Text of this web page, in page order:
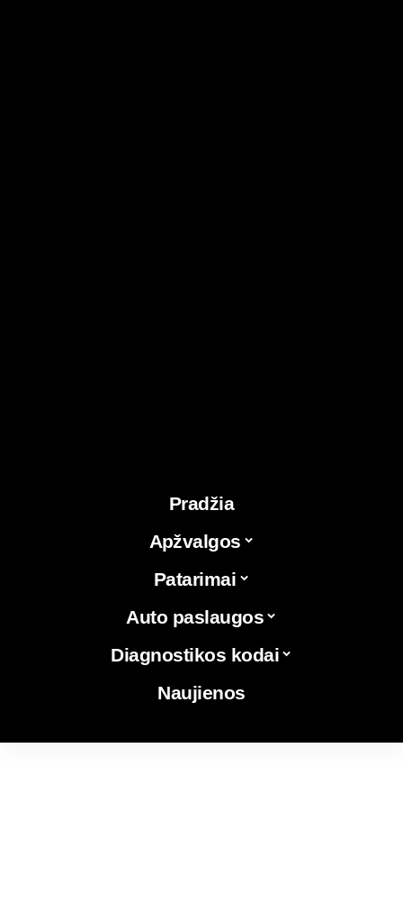
Pradžia
Apžvalgos
Patarimai
Auto paslaugos
Diagnostikos kodai
Naujienos